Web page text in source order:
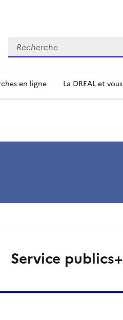
Recherche
en ligne La DREAL et vous
Service publics+